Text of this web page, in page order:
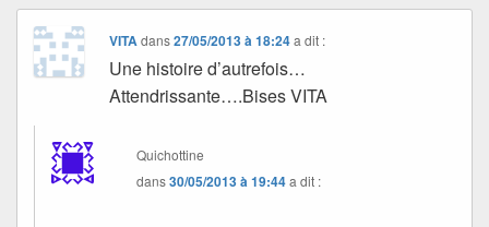
VITAdans27/05/2013 à 18:24 a dit :
Une histoire d’autrefois…
Attendrissante….Bises VITA
Quichottine
dans30/05/2013 à 19:44a dit :